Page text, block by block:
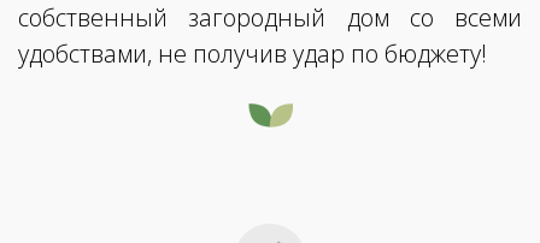
собственный загородный дом со всеми
удобствами, не получив удар по бюджету!